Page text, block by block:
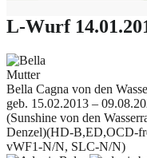
L-Wurf
Mutter
Bella Cagna von den
geb. 15.02.2013 –
(Sunshine von den
Denzel)(HD-B,ED,OCD-
vWF1-N/N, SLC-N/N)